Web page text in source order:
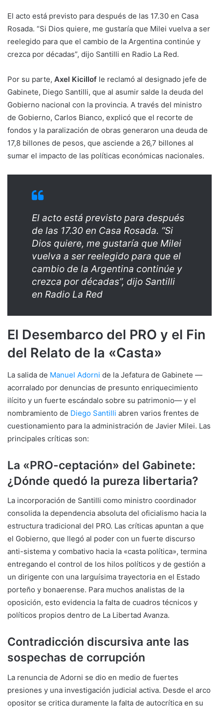
El acto está previsto para después de las 17.30 en Casa
Rosada. “Si Dios quiere, me gustaría que Milei vuelva a ser
reelegido para que el cambio de la Argentina continúe y
crezca por décadas”, dijo Santilli en Radio La Red.
Por su parte, Axel Kicillof le reclamó al designado jefe de
Gabinete, Diego Santilli, que al asumir salde la deuda del
Gobierno nacional con la provincia. A través del ministro
de Gobierno, Carlos Bianco, explicó que el recorte de
fondos y la paralización de obras generaron una deuda de
17,8 billones de pesos, que asciende a 26,7 billones al
sumar el impacto de las políticas económicas nacionales.
El acto está previsto para después
de las 17.30 en Casa Rosada. “Si
Dios quiere, me gustaría que Milei
vuelva a ser reelegido para que el
cambio de la Argentina continúe y
crezca por décadas”, dijo Santilli
en Radio La Red
El Desembarco del PRO y el Fin
del Relato de la «Casta»
La salida de Manuel Adorni de la Jefatura de Gabinete —
acorralado por denuncias de presunto enriquecimiento
ilícito y un fuerte escándalo sobre su patrimonio— y el
nombramiento de Diego Santilli abren varios frentes de
cuestionamiento para la administración de Javier Milei. Las
principales críticas son:
La «PRO-ceptación» del Gabinete:
¿Dónde quedó la pureza libertaria?
La incorporación de Santilli como ministro coordinador
consolida la dependencia absoluta del oficialismo hacia la
estructura tradicional del PRO. Las críticas apuntan a que
el Gobierno, que llegó al poder con un fuerte discurso
anti-sistema y combativo hacia la «casta política», termina
entregando el control de los hilos políticos y de gestión a
un dirigente con una larguísima trayectoria en el Estado
porteño y bonaerense. Para muchos analistas de la
oposición, esto evidencia la falta de cuadros técnicos y
políticos propios dentro de La Libertad Avanza.
Contradicción discursiva ante las
sospechas de corrupción
La renuncia de Adorni se dio en medio de fuertes
presiones y una investigación judicial activa. Desde el arco
opositor se critica duramente la falta de autocrítica en su